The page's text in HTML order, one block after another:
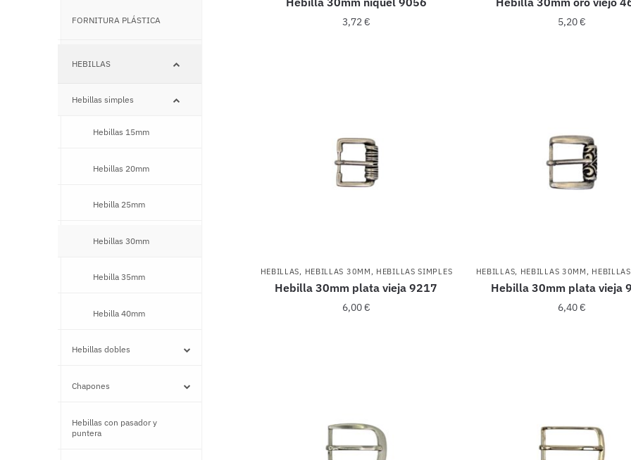
3,72€ 5,20€
HEBILLAS, HEBILLAS 30MM , HEBILLAS SIMPLES
Hebilla 30mm plata vieja 9217
6,00€
HEBILLAS, HEBILLAS 30MM ,
Hebilla 30mm plata vieja
6,40€
FORNITURA PLÁSTICA
–
HEBILLAS
–
Hebillas simples
–
Hebillas 15mm
–
Hebillas 20mm
–
Hebilla 25mm
–
Hebillas 30mm
–
Hebilla 35mm
–
Hebilla 40mm
–
Hebillas dobles
–
Chapones
–
Hebillas con pasador y
puntera
–